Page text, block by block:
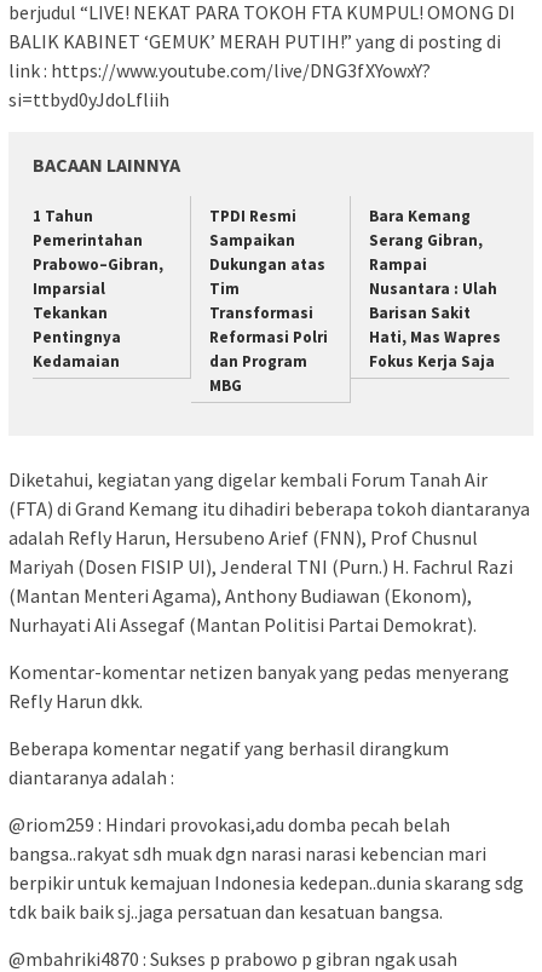
berjudul “LIVE! NEKAT PARA TOKOH FTA KUMPUL! OMONG DI
BALIK KABINET ‘GEMUK’ MERAH PUTIH!” yang di posting di
link : https://www.youtube.com/live/DNG3fXYowxY?
si=ttbyd0yJdoLfliih
BACAAN LAINNYA
1 Tahun
Pemerintahan
Prabowo–Gibran,
Imparsial
Tekankan
Pentingnya
Kedamaian
TPDI Resmi
Sampaikan
Dukungan atas
Tim
Transformasi
Reformasi Polri
dan Program
MBG
Bara Kemang
Serang Gibran,
Rampai
Nusantara : Ulah
Barisan Sakit
Hati, Mas Wapres
Fokus Kerja Saja
Diketahui, kegiatan yang digelar kembali Forum Tanah Air
(FTA) di Grand Kemang itu dihadiri beberapa tokoh diantaranya
adalah Refly Harun, Hersubeno Arief (FNN), Prof Chusnul
Mariyah (Dosen FISIP UI), Jenderal TNI (Purn.) H. Fachrul Razi
(Mantan Menteri Agama), Anthony Budiawan (Ekonom),
Nurhayati Ali Assegaf (Mantan Politisi Partai Demokrat).
Komentar-komentar netizen banyak yang pedas menyerang
Refly Harun dkk.
Beberapa komentar negatif yang berhasil dirangkum
diantaranya adalah :
@riom259 : Hindari provokasi,adu domba pecah belah
bangsa..rakyat sdh muak dgn narasi narasi kebencian mari
berpikir untuk kemajuan Indonesia kedepan..dunia skarang sdg
tdk baik baik sj..jaga persatuan dan kesatuan bangsa.
@mbahriki4870 : Sukses p prabowo p gibran ngak usah